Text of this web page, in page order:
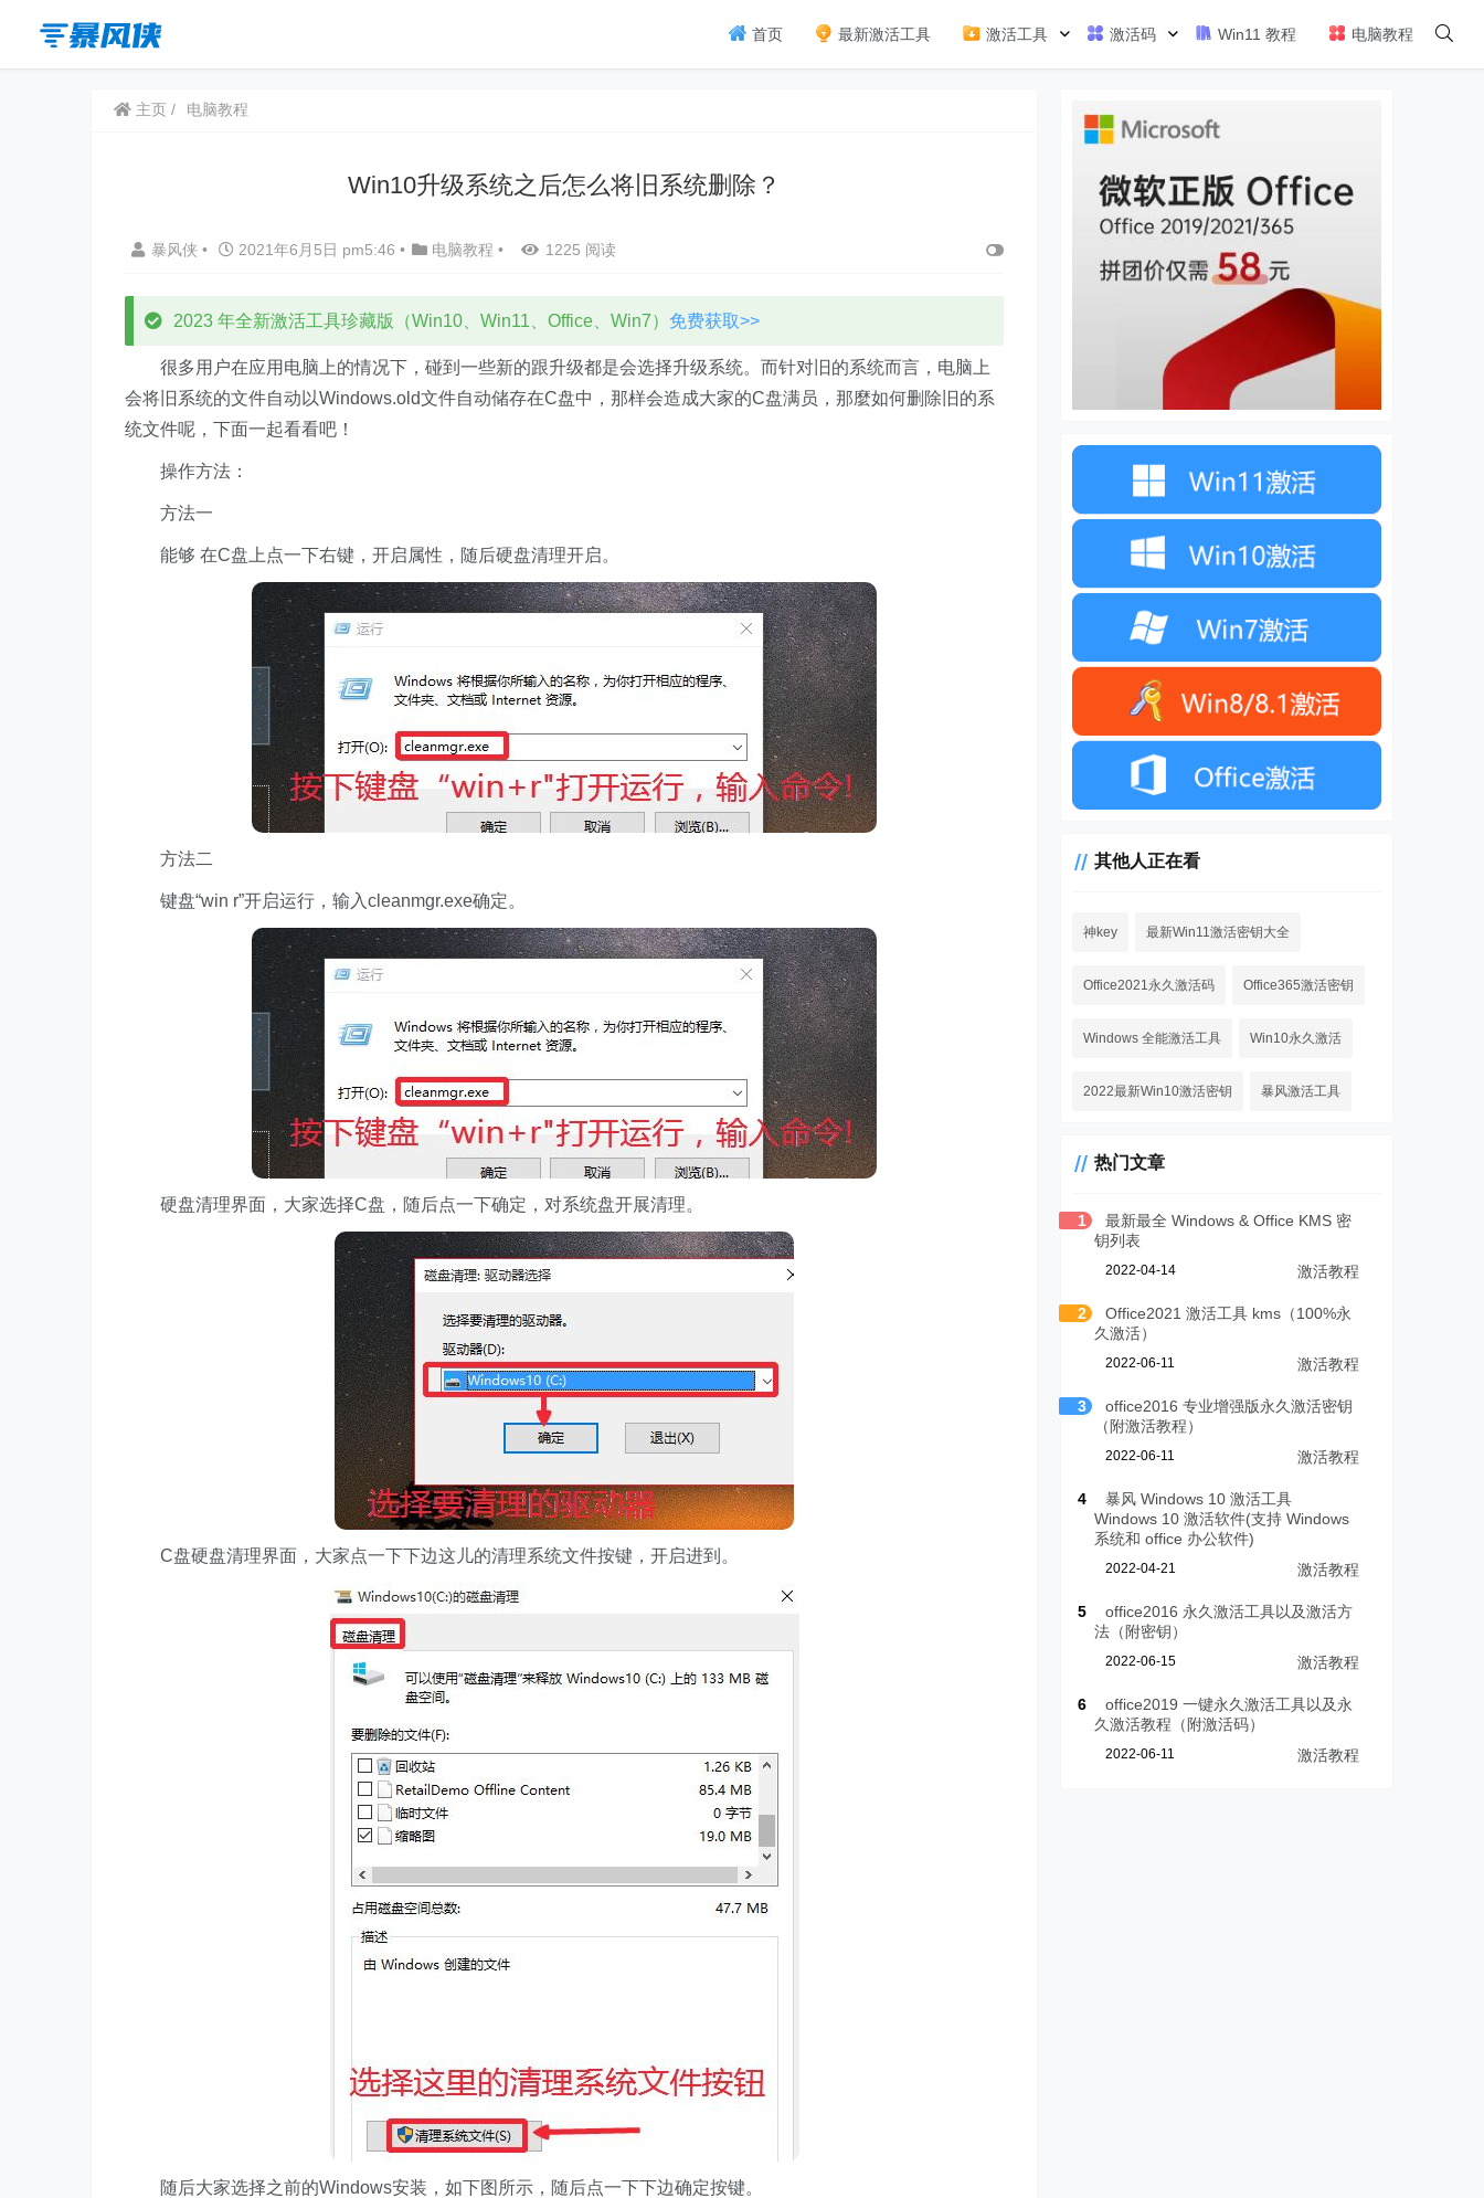
首页 最新激活工具 激活工具 激活码 Win11 教程 电脑教程
主页 电脑教程
Win10升级系统之后怎么将旧系统删除？
暴风侠 • 2021年6月5日 pm5:46 • 电脑教程 • 1225 阅读
2023 年全新激活工具珍藏版（Win10、Win11、Office、Win7） 免费获取>>
很多用户在应用电脑上的情况下，碰到一些新的跟升级都是会选择升级系统。而针对旧的系统而言，电脑上
会将旧系统的文件自动以Windows.old文件自动储存在C盘中，那样会造成大家的C盘满员，那麼如何删除旧的系
统文件呢，下面一起看看吧！
操作方法：
方法一
能够 在C盘上点一下右键，开启属性，随后硬盘清理开启。
方法二
键盘“win r”开启运行，输入cleanmgr.exe确定。
硬盘清理界面，大家选择C盘，随后点一下确定，对系统盘开展清理。
C盘硬盘清理界面，大家点一下下边这儿的清理系统文件按键，开启进到。
随后大家选择之前的Windows安装，如下图所示，随后点一下下边确定按键。
其他人正在看
神key 最新Win11激活密钥大全
Office2021永久激活码 Office365激活密钥
Windows 全能激活工具 Win10永久激活
2022最新Win10激活密钥 暴风激活工具
热门文章
1
最新最全 Windows & Office KMS 密
钥列表
2022-04-14 激活教程
2
Office2021 激活工具 kms（100%永
久激活）
2022-06-11 激活教程
3
office2016 专业增强版永久激活密钥
（附激活教程）
2022-06-11 激活教程
4
暴风 Windows 10 激活工具
Windows 10 激活软件(支持 Windows
系统和 office 办公软件)
2022-04-21 激活教程
5
office2016 永久激活工具以及激活方
法（附密钥）
2022-06-15 激活教程
6
office2019 一键永久激活工具以及永
久激活教程（附激活码）
2022-06-11 激活教程